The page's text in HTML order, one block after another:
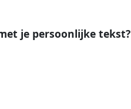
je persoonlijke tekst?